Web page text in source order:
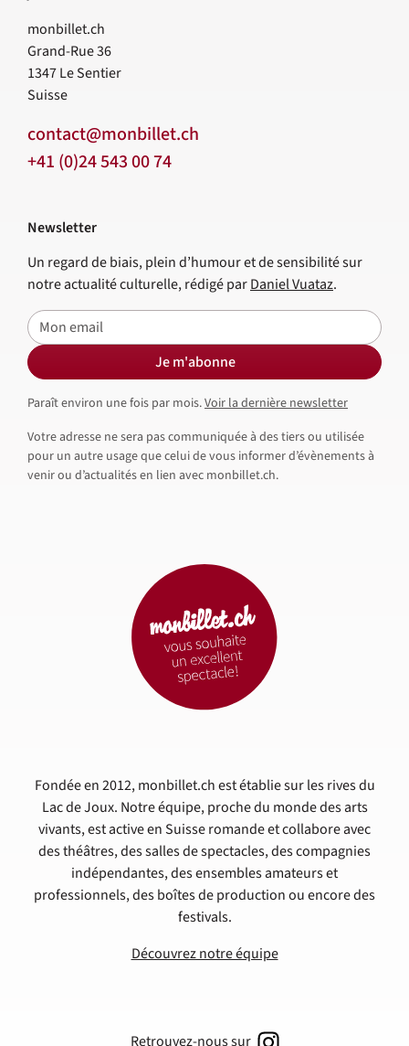
monbillet.ch
Grand-Rue 36
1347Le Sentier
Suisse
contact@monbillet.ch
+41 (0)24 543 00 74
Fondée en 2012, monbillet.ch est établie sur les rives du
Lac de Joux. Notre équipe, proche du monde des arts
vivants, est active en Suisse romande et collabore avec
des théâtres, des salles de spectacles, des compagnies
indépendantes, des ensembles amateurs et
professionnels, des boîtes de production ou encore des
festivals.
Découvrez notre équipe
Newsletter
Un regard de biais, plein d’humour et de sensibilité sur
notre actualité culturelle, rédigé parDaniel Vuataz.
E-mail
Je m'abonne
Paraît environ une fois par mois.Voir la dernière newsletter
Votre adresse ne sera pas communiquée à des tiers ou utilisée
pour un autre usage que celui de vous informer d’évènements à
venir ou d’actualités en lien avec monbillet.ch.
Retrouvez-nous sur